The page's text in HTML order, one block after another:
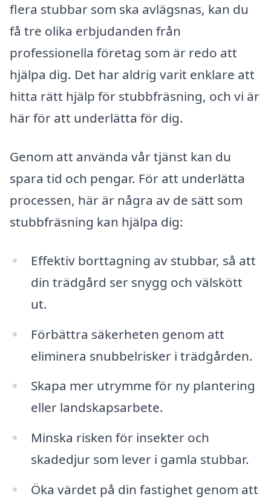
flera stubbar som ska avlägsnas, kan du
få tre olika erbjudanden från
professionella företag som är redo att
hjälpa dig. Det har aldrig varit enklare att
hitta rätt hjälp för stubbfräsning, och vi är
här för att underlätta för dig.
Genom att använda vår tjänst kan du
spara tid och pengar. För att underlätta
processen, här är några av de sätt som
stubbfräsning kan hjälpa dig:
Effektiv borttagning av stubbar, så att
din trädgård ser snygg och välskött
ut.
Förbättra säkerheten genom att
eliminera snubbelrisker i trädgården.
Skapa mer utrymme för ny plantering
eller landskapsarbete.
Minska risken för insekter och
skadedjur som lever i gamla stubbar.
Öka värdet på din fastighet genom att